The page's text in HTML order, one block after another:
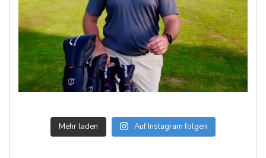
Mehr laden Auf Instagram folgen